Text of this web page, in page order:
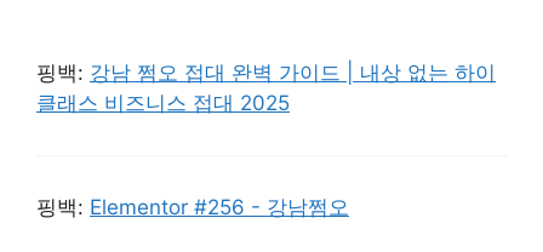
핑백: 강남 쩜오 접대 완벽 가이드 | 내상 없는 하이
클래스 비즈니스 접대 2025
핑백: Elementor #256 - 강남쩜오